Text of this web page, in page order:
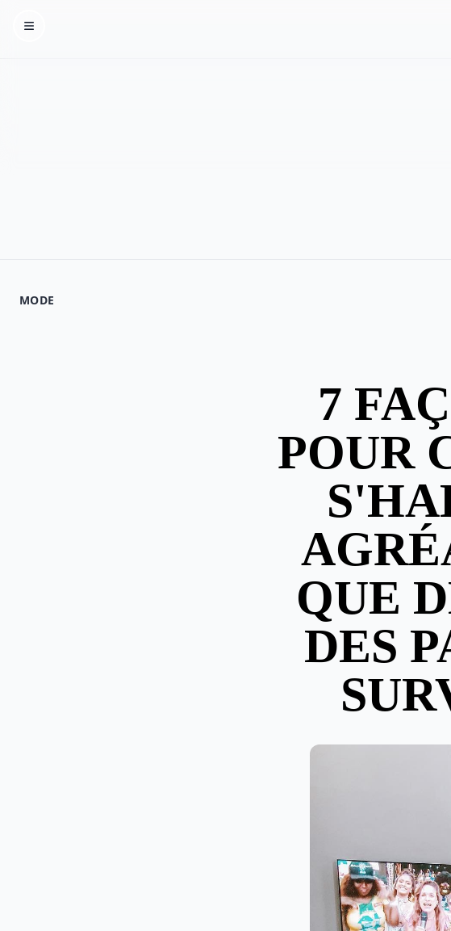
Homepage
MODE
7
POUR
QUE
DES